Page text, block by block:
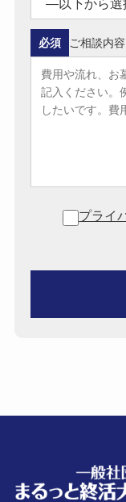
ご相談内容
必須
プライ